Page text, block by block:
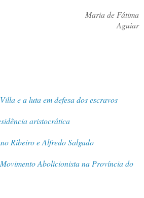
de Fátima
Aguiar
e a luta em defesa dos escravos
aristocrática
Ribeiro e Alfredo Salgado
Abolicionista na Província do